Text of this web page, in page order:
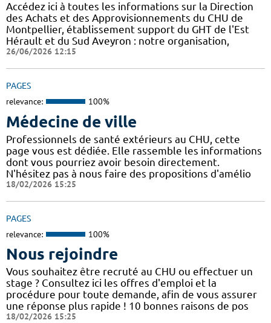
Accédez ici à toutes les informations sur la Direction
des Achats et des Approvisionnements du CHU de
Montpellier, établissement support du GHT de l'Est
Hérault et du Sud Aveyron : notre organisation,
26/06/2026 12:15
PAGES
relevance: 100%
Médecine de ville
Professionnels de santé extérieurs au CHU, cette
page vous est dédiée. Elle rassemble les informations
dont vous pourriez avoir besoin directement.
N'hésitez pas à nous faire des propositions d'amélio
18/02/2026 15:25
PAGES
relevance: 100%
Nous rejoindre
Vous souhaitez être recruté au CHU ou effectuer un
stage ? Consultez ici les offres d'emploi et la
procédure pour toute demande, afin de vous assurer
une réponse plus rapide ! 10 bonnes raisons de pos
18/02/2026 15:25